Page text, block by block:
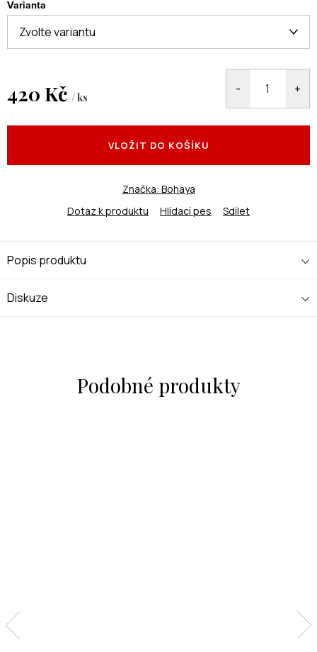
Varianta
420 Kč / ks
cena:
VLOŽIT DO KOŠÍKU
Značka: Bohaya
Dotaz k produktu
Hlídací pes Sdílet
Popis produktu
Diskuze